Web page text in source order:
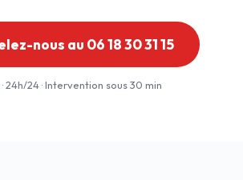
nous au 06 18 30 31 15
24h/24 · Intervention sous 30 min